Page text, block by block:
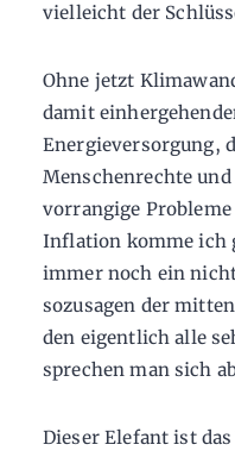
vielleicht der
Ohne jetzt
damit
Energieversorgung,
Menschenrechte
vorrangige
Inflation komme ich
immer noch ein
sozusagen der
den eigentlich alle
sprechen man sich
Dieser Elefant ist